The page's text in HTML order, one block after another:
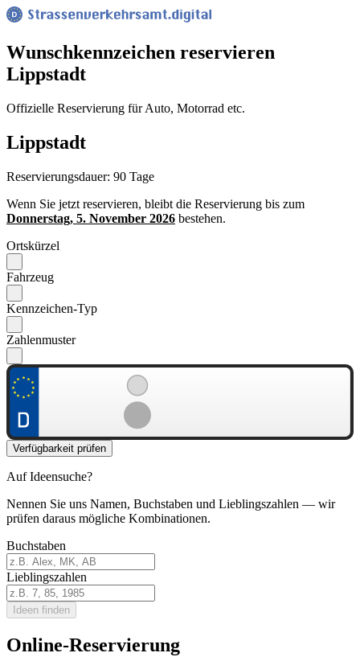
Wunsch­kennzeichen reservieren
Lippstadt
Offizielle Reservierung für Auto, Motorrad etc.
Lippstadt
Reservierungsdauer: 90 Tage
Wenn Sie jetzt reservieren, bleibt die Reservierung bis zum
Donnerstag, 5. November 2026 bestehen.
Ortskürzel
Fahrzeug
Kennzeichen-Typ
Zahlenmuster
Verfügbarkeit prüfen
Auf Ideensuche?
Nennen Sie uns Namen, Buchstaben und Lieblingszahlen — wir
prüfen daraus mögliche Kombinationen.
Buchstaben
Lieblingszahlen
Ideen finden
Online-Reservierung